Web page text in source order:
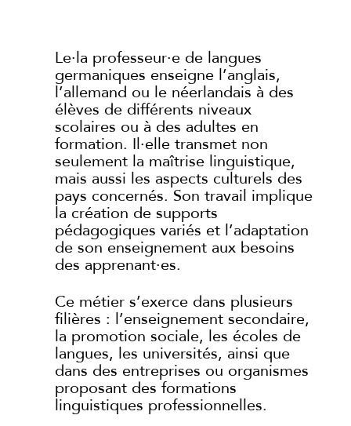
Le·la professeur·e de langues
germaniques enseigne l’anglais,
l’allemand ou le néerlandais à des
élèves de différents niveaux
scolaires ou à des adultes en
formation. Il·elle transmet non
seulement la maîtrise linguistique,
mais aussi les aspects culturels des
pays concernés. Son travail implique
la création de supports
pédagogiques variés et l’adaptation
de son enseignement aux besoins
des apprenant·es.
Ce métier s’exerce dans plusieurs
filières : l’enseignement secondaire,
la promotion sociale, les écoles de
langues, les universités, ainsi que
dans des entreprises ou organismes
proposant des formations
linguistiques professionnelles.